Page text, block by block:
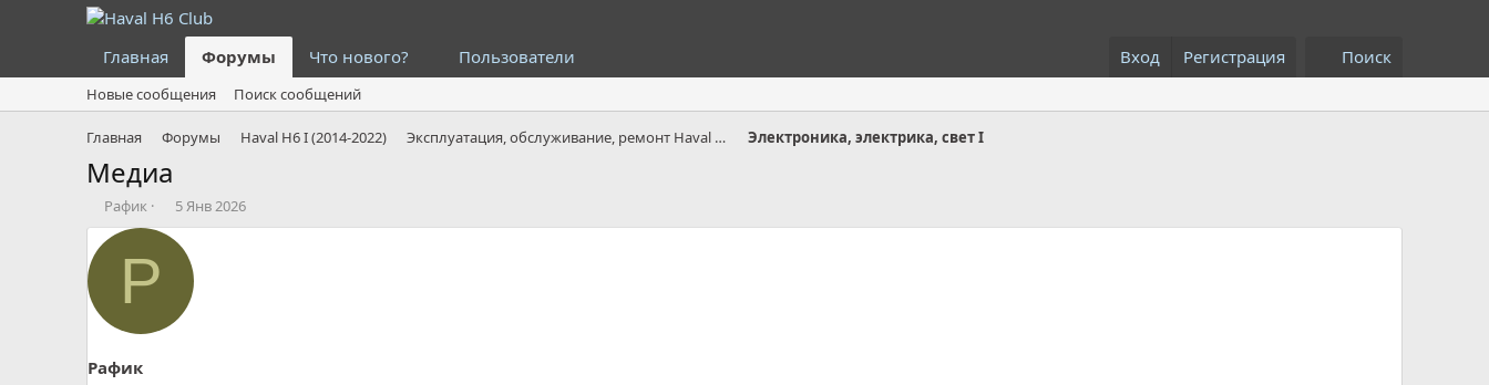
Главная Форумы Что нового? Пользователи Вход Регистрация Поиск
Новые сообщения Поиск сообщений
Главная Форумы Haval H6 I (2014-2022) Эксплуатация, обслуживание, ремонт Haval H6 I Электроника, электрика, свет I
Медиа
А
в
т
е
ы
Рафик
Д
а
т
ч
5 Янв 2026
Р
Рафик